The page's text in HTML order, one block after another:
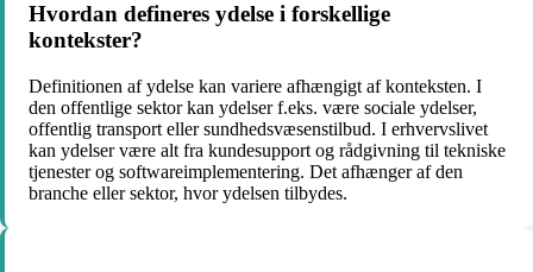
Hvordan defineres ydelse i forskellige
kontekster?
Definitionen af ydelse kan variere afhængigt af konteksten. I
den offentlige sektor kan ydelser f.eks. være sociale ydelser,
offentlig transport eller sundhedsvæsenstilbud. I erhvervslivet
kan ydelser være alt fra kundesupport og rådgivning til tekniske
tjenester og softwareimplementering. Det afhænger af den
branche eller sektor, hvor ydelsen tilbydes.